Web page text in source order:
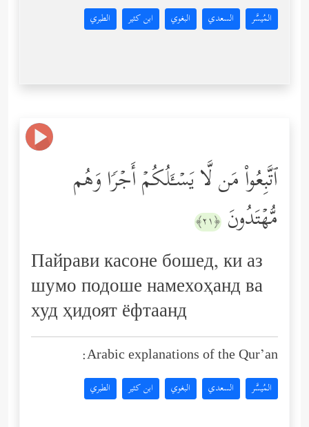
المُيسَّر السعدي البغوي ابن كثير الطبري
ٱتَّبِعُواْ مَن لَّا یَسۡـَٔلُكُمۡ أَجۡرࣰا وَهُم
مُّهۡتَدُونَ ﴿٢١﴾
Пайрави касоне бошед, ки аз
шумо подоше намехоҳанд ва
худ ҳидоят ёфтаанд
Arabic explanations of the Qur’an:
المُيسَّر السعدي البغوي ابن كثير الطبري